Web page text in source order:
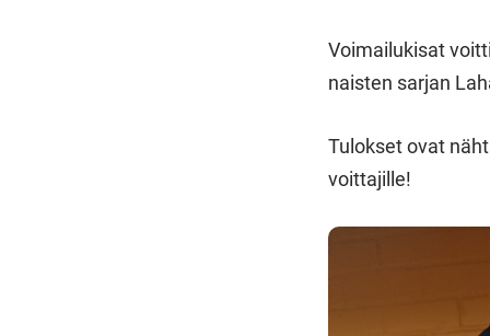
Voimailukisat
naisten sarjan
Tulokset ovat
voittajille!